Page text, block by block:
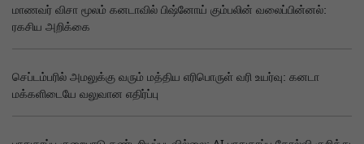
மாணவர் விசா மூலம் கனடாவில் பிஷ்னோய் கும்பலின் வலைப்பின்னல்:
ரகசிய அறிக்கை
செப்டம்பரில் அமலுக்கு வரும் மத்திய எரிபொருள் வரி உயர்வு: கனடா
மக்களிடையே வலுவான எதிர்ப்பு